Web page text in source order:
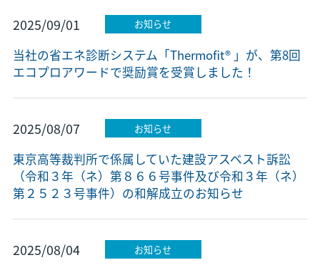
2025/09/01 お知らせ
当社の省エネ診断システム「Thermofit® 」が、第8回
エコプロアワードで奨励賞を受賞しました！
2025/08/07 お知らせ
東京高等裁判所で係属していた建設アスベスト訴訟
（令和３年（ネ）第８６６号事件及び令和３年（ネ）
第２５２３号事件）の和解成立のお知らせ
2025/08/04 お知らせ